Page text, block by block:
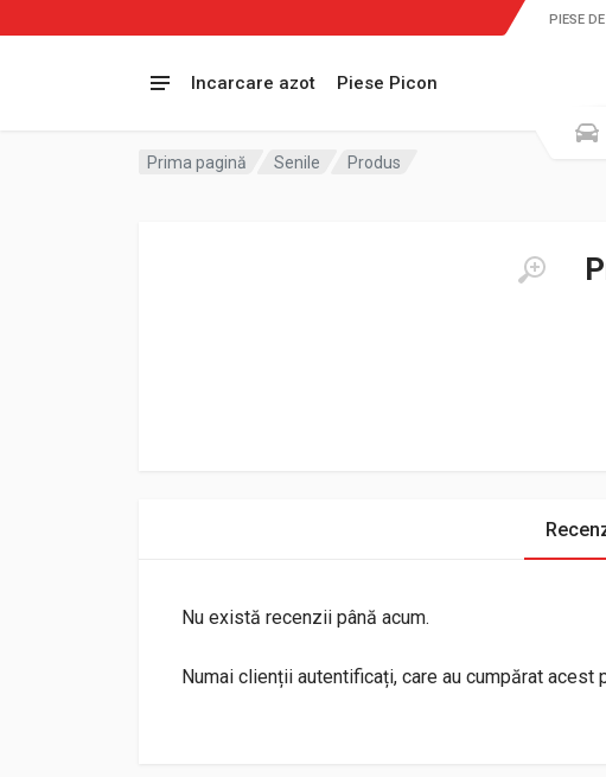
Incarcare azot Piese Picon
PIESE
Prima pagină Senile Produs
Nu există recenzii până acum.
Numai clienții autentificați, care au cumpărat